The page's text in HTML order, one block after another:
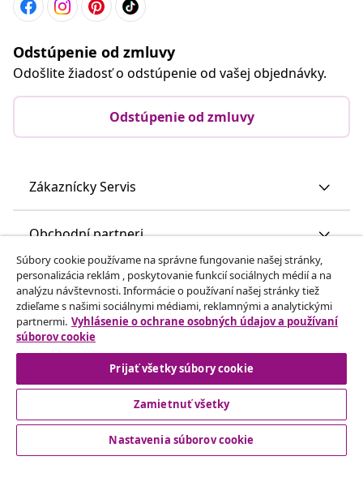
Odstúpenie od zmluvy
Odošlite žiadosť o odstúpenie od vašej objednávky.
Odstúpenie od zmluvy
Zákaznícky Servis
Obchodní partneri
vidaXL
Nájdite viac
© 2008-2026 vidaXL www.vidaxl.sk je webová stránka vidaXL
Súbory cookie používame na správne fungovanie našej stránky,
personalizácia reklám , poskytovanie funkcií sociálnych médií a na
analýzu návštevnosti. Informácie o používaní našej stránky tiež
zdieľame s našimi sociálnymi médiami, reklamnými a analytickými
partnermi. Vyhlásenie o ochrane osobných údajov a používaní
súborov cookie
Prijať všetky súbory cookie
Zamietnuť všetky
Nastavenia súborov cookie